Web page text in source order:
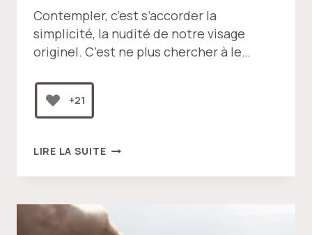
Contempler, c’est s’accorder la
simplicité, la nudité de notre visage
originel. C’est ne plus chercher à le…
+21
LIRE LA SUITEL’INCORRUPTIBLE